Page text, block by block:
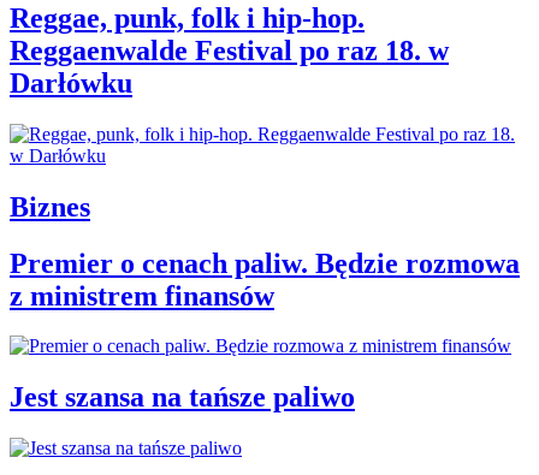
Reggae, punk, folk i hip-hop.
Reggaenwalde Festival po raz 18. w
Darłówku
Biznes
Premier o cenach paliw. Będzie rozmowa
z ministrem finansów
Jest szansa na tańsze paliwo